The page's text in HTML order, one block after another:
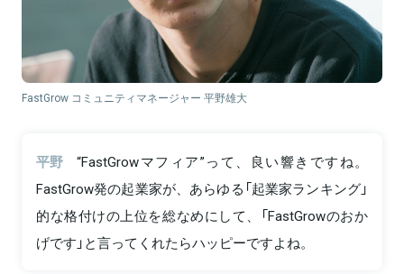
FastGrow コミュニティマネージャー 平野雄大
平野
“FastGrowマフィア”って、良い響きですね。
FastGrow発の起業家が、あらゆる「起業家ランキング」
的な格付けの上位を総なめにして、「FastGrowのおか
げです」と言ってくれたらハッピーですよね。